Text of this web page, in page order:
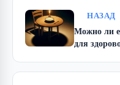
НАЗАД
Можно ли
для